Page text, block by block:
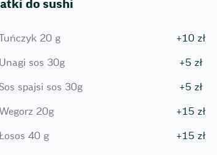
do sushi
20 g +10 zł
Unagi sos 30g +5 zł
spajsi sos 30g +5 zł
Wegorz 20g +15 zł
40 g +15 zł